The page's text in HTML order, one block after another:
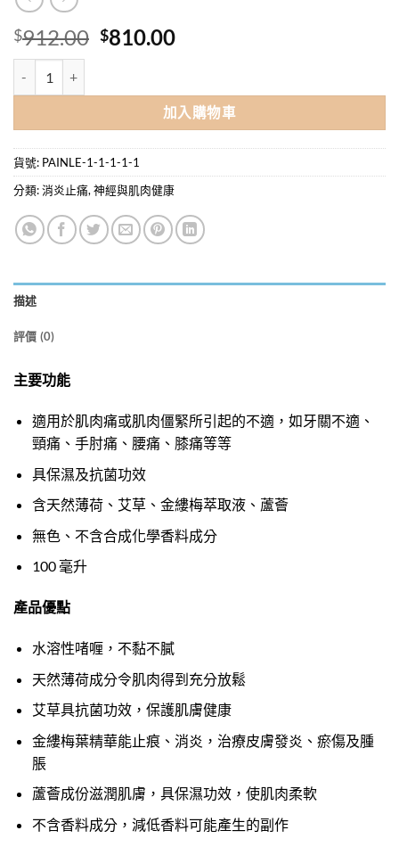
$912.00 原
格：
$912.00。
$810.00目
格：
$810.00。
加入購物車
貨號: PAINLE-1-1-1-1-1
分類:消炎止痛,神經與肌肉健康
描述
評價 (0)
主要功能
適用於肌肉痛或肌肉僵緊所引起的不適，如牙關不適、
頸痛、手肘痛、腰痛、膝痛等等
具保濕及抗菌功效
含天然薄荷、艾草、金縷梅萃取液、蘆薈
無色、不含合成化學香料成分
100 毫升
產品優點
水溶性啫喱，不黏不膩
天然薄荷成分令肌肉得到充分放鬆
艾草具抗菌功效，保護肌膚健康
金縷梅葉精華能止痕、消炎，治療皮膚發炎、瘀傷及腫
脹
蘆薈成份滋潤肌膚，具保濕功效，使肌肉柔軟
不含香料成分，減低香料可能產生的副作